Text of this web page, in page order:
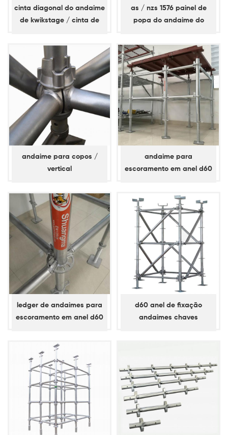
cinta diagonal do andaime
de kwikstage / cinta de
as / nzs 1576 painel de
popa do andaime do
andaime para copos /
vertical
andaime para
escoramento em anel d60
ledger de andaimes para
escoramento em anel d60
d60 anel de fixação
andaimes chaves